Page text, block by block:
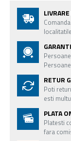
RETUR
Poti
esti
PLATA
Platesti
fara